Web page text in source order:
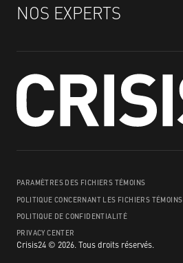
NOS EXPERTS
Crisis24 © 2026. Tous droits réservés.
PRIVACY CENTER
POLITIQUE DE CONFIDENTIALITÉ
POLITIQUE CONCERNANT LES FICHIERS TÉMOINS
PARAMÈTRES DES FICHIERS TÉMOINS